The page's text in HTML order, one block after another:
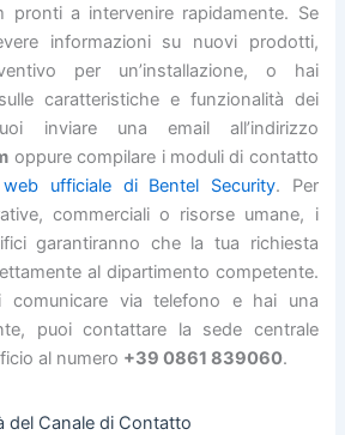
a intervenire rapidamente. Se
informazioni su nuovi prodotti,
per un’installazione, o hai
caratteristiche e funzionalità dei
inviare una email all’indirizzo
oppure compilare i moduli di contatto
ufficiale di Bentel Security. Per
commerciali o risorse umane, i
garantiranno che la tua richiesta
al dipartimento competente.
comunicare via telefono e hai una
puoi contattare la sede centrale
al numero +39 0861 839060.
del Canale di Contatto